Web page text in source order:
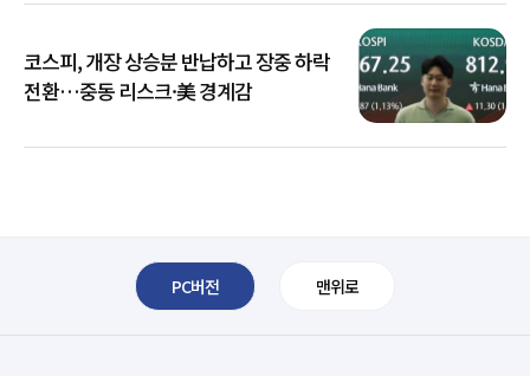
코스피, 개장 상승분 반납하고 장중 하락
전환…중동 리스크·美 경계감
PC버전 맨위로